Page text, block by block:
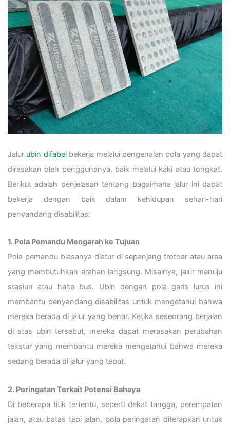
Jalur ubin difabelbekerja melalui pengenalan pola yang dapat
dirasakan oleh penggunanya, baik melalui kaki atau tongkat.
Berikut adalah penjelasan tentang bagaimana jalur ini dapat
bekerja dengan baik dalam kehidupan sehari-hari
penyandang disabilitas:
1. Pola Pemandu Mengarah ke Tujuan
Pola pemandu biasanya diatur di sepanjang trotoar atau area
yang membutuhkan arahan langsung. Misalnya, jalur menuju
stasiun atau halte bus. Ubin dengan pola garis lurus ini
membantu penyandang disabilitas untuk mengetahui bahwa
mereka berada di jalur yang benar. Ketika seseorang berjalan
di atas ubin tersebut, mereka dapat merasakan perubahan
tekstur yang membantu mereka mengetahui bahwa mereka
sedang berada di jalur yang tepat.
2. Peringatan Terkait Potensi Bahaya
Di beberapa titik tertentu, seperti dekat tangga, perempatan
jalan, atau batas tepi jalan, pola peringatan diterapkan untuk